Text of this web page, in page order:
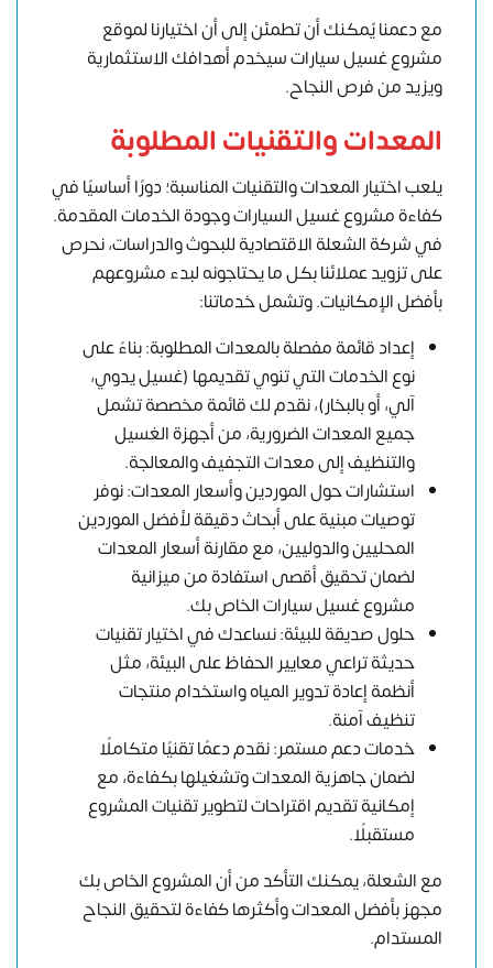
مع دعمنا يُمكنك أن تطمئن إلى أن اختيارنا لموقع
مشروع غسيل سيارات سيخدم أهدافك الاستثمارية
ويزيد من فرص النجاح.
المعدات والتقنيات المطلوبة
يلعب اختيار المعدات والتقنيات المناسبة؛ دورًا أساسيًا في
كفاءة مشروع غسيل السيارات وجودة الخدمات المقدمة.
في شركة الشعلة الاقتصادية للبحوث والدراسات، نحرص
على تزويد عملائنا بكل ما يحتاجونه لبدء مشروعهم
بأفضل الإمكانيات. وتشمل خدماتنا:
إعداد قائمة مفصلة بالمعدات المطلوبة: بناءً على
نوع الخدمات التي تنوي تقديمها (غسيل يدوي،
آلي، أو بالبخار)، نقدم لك قائمة مخصصة تشمل
جميع المعدات الضرورية، من أجهزة الغسيل
والتنظيف إلى معدات التجفيف والمعالجة.
استشارات حول الموردين وأسعار المعدات: نوفر
توصيات مبنية على أبحاث دقيقة لأفضل الموردين
المحليين والدوليين، مع مقارنة أسعار المعدات
لضمان تحقيق أقصى استفادة من ميزانية
مشروع غسيل سيارات الخاص بك.
حلول صديقة للبيئة: نساعدك في اختيار تقنيات
حديثة تراعي معايير الحفاظ على البيئة، مثل
أنظمة إعادة تدوير المياه واستخدام منتجات
تنظيف آمنة.
خدمات دعم مستمر: نقدم دعمًا تقنيًا متكاملًا
لضمان جاهزية المعدات وتشغيلها بكفاءة، مع
إمكانية تقديم اقتراحات لتطوير تقنيات المشروع
مستقبلًا.
مع الشعلة، يمكنك التأكد من أنالمشروعالخاص بك
مجهز بأفضل المعدات وأكثرها كفاءة لتحقيق النجاح
المستدام.